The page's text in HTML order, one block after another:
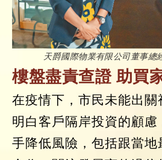
天爵國際物業有限公司董事總
樓盤盡責查證 助買
在疫情下，市民未能出關
明白客戶隔岸投資的顧慮
手降低風險，包括跟當地